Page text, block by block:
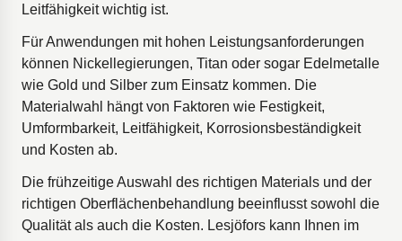
Leitfähigkeit wichtig ist.
Für Anwendungen mit hohen Leistungsanforderungen
können Nickellegierungen, Titan oder sogar Edelmetalle
wie Gold und Silber zum Einsatz kommen. Die
Materialwahl hängt von Faktoren wie Festigkeit,
Umformbarkeit, Leitfähigkeit, Korrosionsbeständigkeit
und Kosten ab.
Die frühzeitige Auswahl des richtigen Materials und der
richtigen Oberflächenbehandlung beeinflusst sowohl die
Qualität als auch die Kosten. Lesjöfors kann Ihnen im